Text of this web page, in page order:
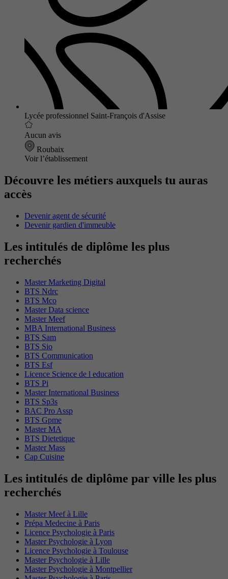
Lycée professionnel Saint-François d'Assise
Aucun avis
Roubaix
Voir l’établissement
Découvre les métiers auxquels tu auras
accès
Devenir agent de sécurité
Devenir gardien d'immeuble
Les intitulés de diplôme les plus
recherchés
Master Marketing Digital
BTS Ndrc
BTS Mco
Master Data science
Master Meef
MBA International Business
BTS Sam
BTS Sio
BTS Communication
BTS Esf
Licence Science de l education
BTS Pi
Master International Business
BTS Sp3s
BAC Pro Assp
BTS Gpme
Master MA
BTS Dietetique
Master Mass
Cap Cuisine
Les intitulés de diplôme par ville les plus
recherchés
Master Meef à Lille
Prépa Medecine à Paris
Licence Psychologie à Paris
Master Psychologie à Lyon
Licence Psychologie à Toulouse
Master Psychologie à Lille
Master Psychologie à Montpellier